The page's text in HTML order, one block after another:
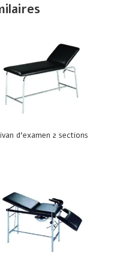
d’examen 2 sections